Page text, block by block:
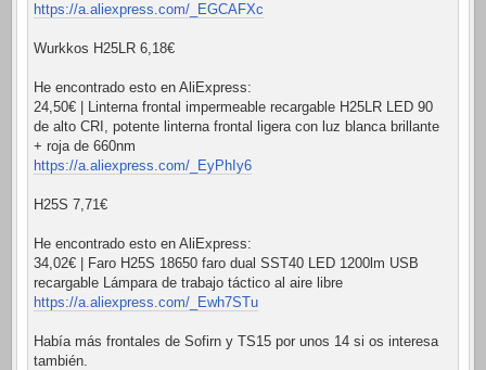
https://a.aliexpress.com/_EGCAFXc
Wurkkos H25LR 6,18€
He encontrado esto en AliExpress:
24,50€ | Linterna frontal impermeable recargable H25LR LED 90
de alto CRI, potente linterna frontal ligera con luz blanca brillante
+ roja de 660nm
https://a.aliexpress.com/_EyPhIy6
H25S 7,71€
He encontrado esto en AliExpress:
34,02€ | Faro H25S 18650 faro dual SST40 LED 1200lm USB
recargable Lámpara de trabajo táctico al aire libre
https://a.aliexpress.com/_Ewh7STu
Había más frontales de Sofirn y TS15 por unos 14 si os interesa
también.